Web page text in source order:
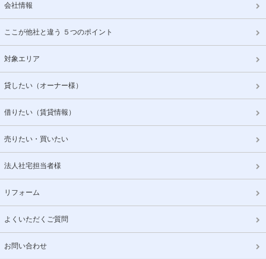
会社情報
ここが他社と違う ５つのポイント
対象エリア
貸したい（オーナー様）
借りたい（賃貸情報）
売りたい・買いたい
法人社宅担当者様
リフォーム
よくいただくご質問
お問い合わせ